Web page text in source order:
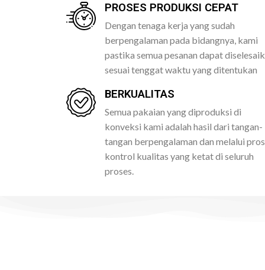
PROSES PRODUKSI CEPAT
Dengan tenaga kerja yang sudah
berpengalaman pada bidangnya, kami
pastika semua pesanan dapat
sesuai tenggat waktu yang ditentukan
BERKUALITAS
Semua pakaian yang diproduksi di
konveksi kami adalah hasil dari tangan-
tangan berpengalaman dan melalui
kontrol kualitas yang ketat di seluruh
proses.